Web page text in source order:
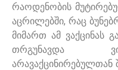
რაოდენობის
აცრილებში, რაც
მიმართ ამ ვაქცინას
თრგუნავდა
არავაქცინირებულთან